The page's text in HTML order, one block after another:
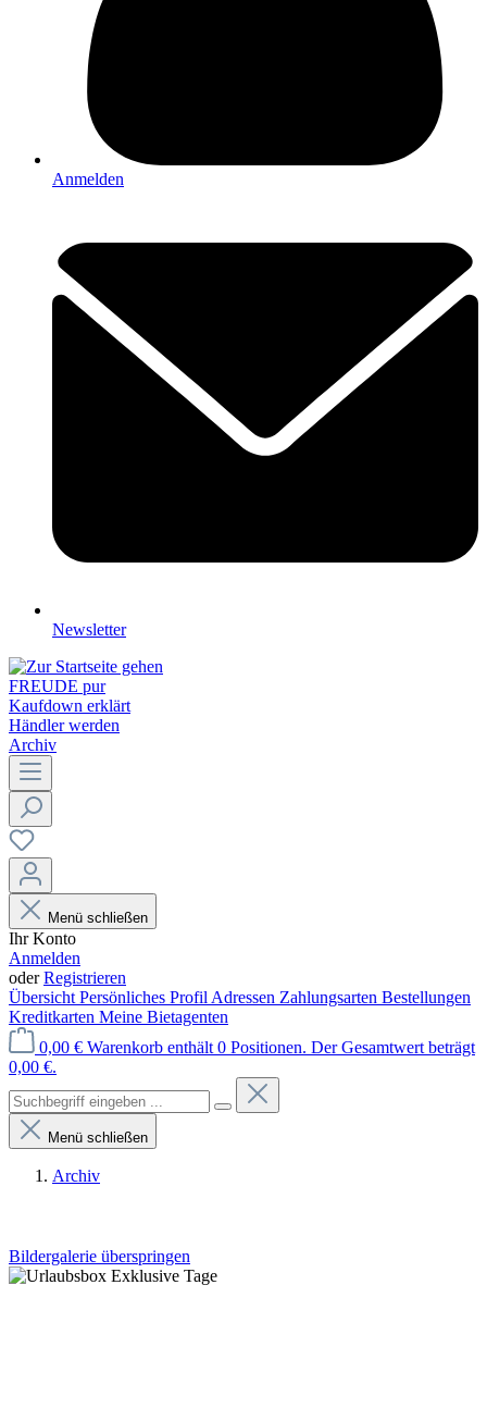
Anmelden
Newsletter
FREUDE pur
Kaufdown erklärt
Händler werden
Archiv
Menü schließen
Ihr Konto
Anmelden
oderRegistrieren
Übersicht Persönliches Profil Adressen Zahlungsarten Bestellungen
Kreditkarten Meine Bietagenten
0,00 € Warenkorb enthält 0 Positionen. Der Gesamtwert beträgt
0,00 €.
Menü schließen
Archiv
Bildergalerie überspringen